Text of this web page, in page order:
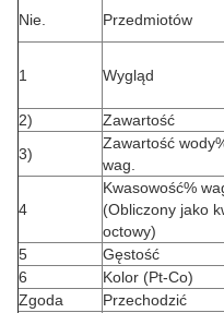
Nie.
Przedmiotów
1 Wygląd
2)
Zawartość
3)
Zawartość
wag.
4
Kwasowość%
(Obliczony jako
octowy)
5 Gęstość
6
Kolor (Pt-Co)
Zgoda
Przechodzić